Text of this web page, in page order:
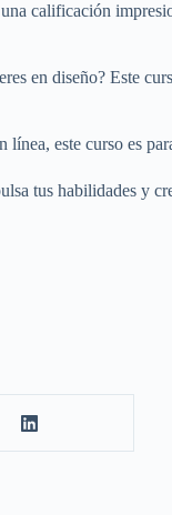
calificación
en diseño? Este
línea, este curso es
tus habilidades y